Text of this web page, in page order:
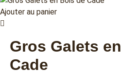
Ajouter au panier
Gros Galets
Cade